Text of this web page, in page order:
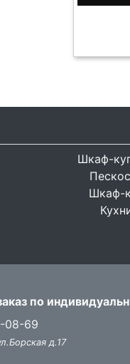
Шкаф-
Шкаф-
по
08-69
д.17